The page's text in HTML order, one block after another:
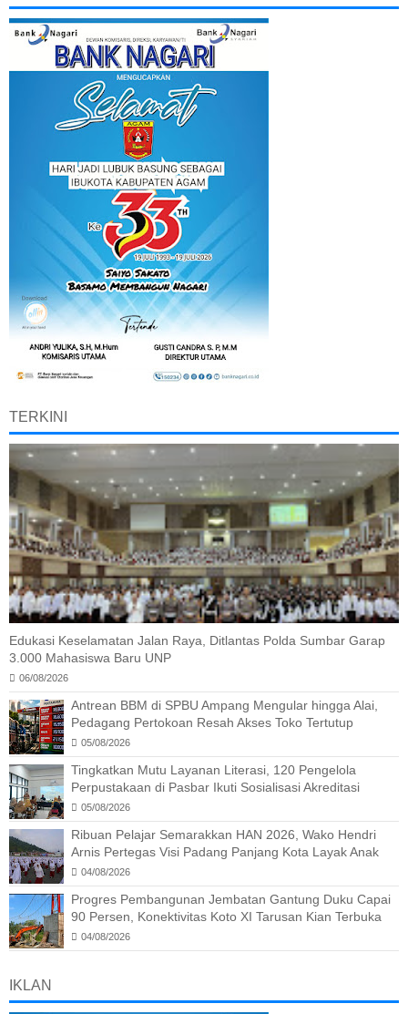
TERKINI
Edukasi Keselamatan Jalan Raya, Ditlantas Polda Sumbar Garap
3.000 Mahasiswa Baru UNP
06/08/2026
Antrean BBM di SPBU Ampang Mengular hingga Alai,
Pedagang Pertokoan Resah Akses Toko Tertutup
05/08/2026
Tingkatkan Mutu Layanan Literasi, 120 Pengelola
Perpustakaan di Pasbar Ikuti Sosialisasi Akreditasi
05/08/2026
Ribuan Pelajar Semarakkan HAN 2026, Wako Hendri
Arnis Pertegas Visi Padang Panjang Kota Layak Anak
04/08/2026
Progres Pembangunan Jembatan Gantung Duku Capai
90 Persen, Konektivitas Koto XI Tarusan Kian Terbuka
04/08/2026
IKLAN